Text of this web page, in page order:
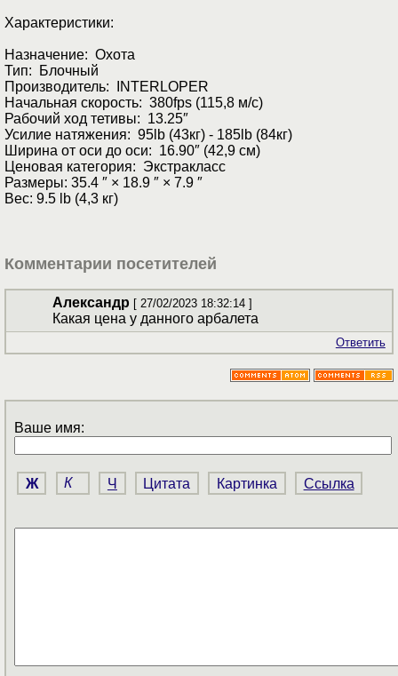
Характеристики:
Назначение: Охота
Тип: Блочный
Производитель: INTERLOPER
Начальная скорость: 380fps (115,8 м/с)
Рабочий ход тетивы: 13.25″
Усилие натяжения: 95lb (43кг) - 185lb (84кг)
Ширина от оси до оси: 16.90″ (42,9 см)
Ценовая категория: Экстракласс
Размеры: 35.4 ″ × 18.9 ″ × 7.9 ″
Вес: 9.5 lb (4,3 кг)
Комментарии посетителей
Александр [ 27/02/2023 18:32:14 ]
Какая цена у данного арбалета
Ответить
Ваше имя:
Ж К Ч Цитата Картинка Ссылка